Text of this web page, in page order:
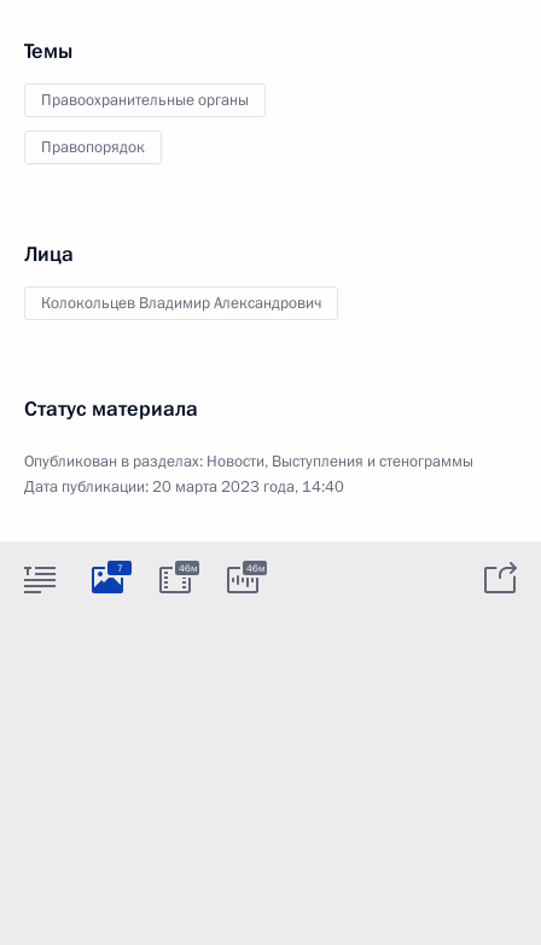
Темы
Правоохранительные органы
Правопорядок
Лица
Колокольцев Владимир Александрович
Статус материала
Опубликован в разделах: Новости, Выступления и стенограммы
Дата публикации:20 марта 2023 года, 14:40
7 46м 46м